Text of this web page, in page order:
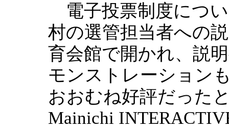
電子投票制度につ
村の選管担当者への
育会館で開かれ、説
モンストレーション
おおむね好評だった
Mainichi